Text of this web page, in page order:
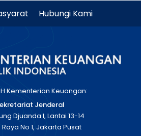
Hubungi Kami
Kementerian Keuangan:
Jenderal
Djuanda I, Lantai 13-14
Raya No 1, Jakarta Pusat